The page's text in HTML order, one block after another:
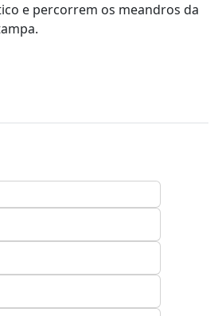
e percorrem os meandros da